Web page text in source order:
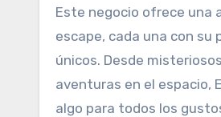
Este negocio ofrece una
escape, cada una con
únicos. Desde
aventuras en el espacio,
algo para todos los